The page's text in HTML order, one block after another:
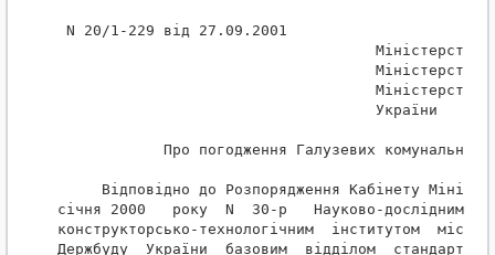
N 20/1-229 від 27.09.2001
Міністерству
Міністерству
Міністерству
                                    України
Про погодження Галузевих комунальних
Відповідно до Розпорядження Кабінету
січня 2000   року  N  30-р   Науково-дослідним
конструкторсько-технологічним  інститутом
Держбуду  України  базовим  відділом